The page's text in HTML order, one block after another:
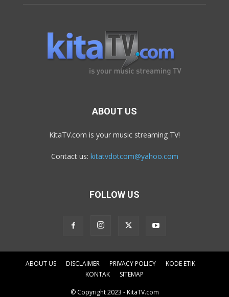
ABOUT US
KitaTV.com is your music streaming TV!
Contact us: kitatvdotcom@yahoo.com
FOLLOW US
ABOUT US DISCLAIMER PRIVACY POLICY
KODE ETIK
KONTAK
SITEMAP
© Copyright 2023 - KitaTV.com